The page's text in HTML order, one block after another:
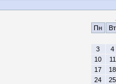
Пн
Вт
3
4
10
11
17
18
24
25